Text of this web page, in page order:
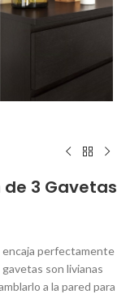
de 3 Gavetas
encaja perfectamente
son livianas
a la pared para